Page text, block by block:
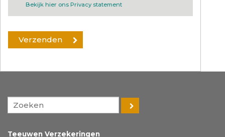
Bekijk hier ons Privacy statement
Teeuwen Verzekeringen